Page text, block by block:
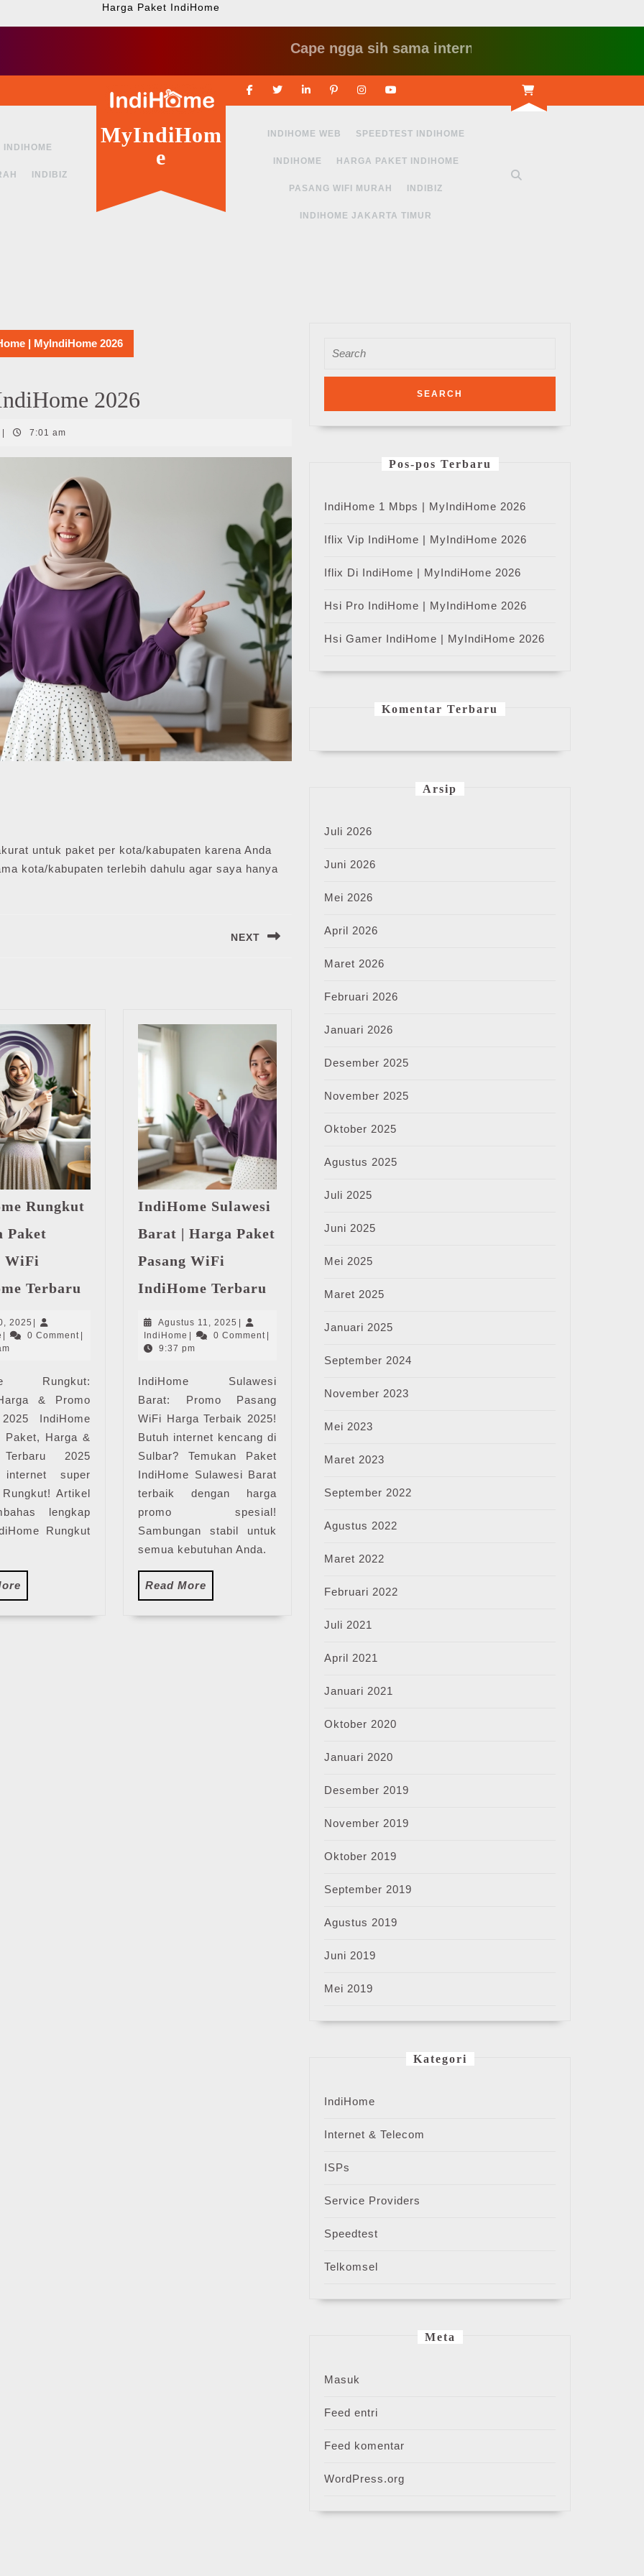
Harga Paket IndiHome
Cape ngga sih sama internet yang lambat gitu gitu aja
FacebookTwitter LinkedinPinterestInstagram
INDIHOME
INDIBIZ
MyIndiHom
e
INDIHOME WEB SPEEDTEST INDIHOME
INDIHOME HARGA PAKET INDIHOME
PASANG WIFI MURAH INDIBIZ
INDIHOME JAKARTA TIMUR
| MyIndiHome 2026
2026
7:01 am
untuk paket per kota/kabupaten karena Anda
kota/kabupaten terlebih dahulu agar saya hanya
NEXT
Rungkut
Paket
WiFi
Terbaru
Rungkut
Harga
WiFi
IndiHome
Terbaru
2025 Juli
10,
|
IndiHome
| 0 Comment |
Rungkut:
& Promo
IndiHome
Paket, Harga &
2025
internet super
Artikel
lengkap
Rungkut
Read
More
IndiHome Sulawesi
Barat | Harga Paket
Pasang WiFi
IndiHome Terbaru
Sulawesi
|
Pasang
WiFi
IndiHome
Terbaru
Agustus 11, 2025 Agustus
11,
|
IndiHome IndiHome
| 0 Comment |
9:37 pm
IndiHome Sulawesi
Barat: Promo Pasang
WiFi Harga Terbaik 2025!
Butuh internet kencang di
Sulbar? Temukan Paket
IndiHome Sulawesi Barat
terbaik dengan harga
promo spesial!
Sambungan stabil untuk
semua kebutuhan Anda.
Read More
More
for:
Pos-pos Terbaru
IndiHome 1 Mbps | MyIndiHome 2026
Iflix Vip IndiHome | MyIndiHome 2026
Iflix Di IndiHome | MyIndiHome 2026
Hsi Pro IndiHome | MyIndiHome 2026
Hsi Gamer IndiHome | MyIndiHome 2026
Komentar Terbaru
Arsip
Juli 2026
Juni 2026
Mei 2026
April 2026
Maret 2026
Februari 2026
Januari 2026
Desember 2025
November 2025
Oktober 2025
Agustus 2025
Juli 2025
Juni 2025
Mei 2025
Maret 2025
Januari 2025
September 2024
November 2023
Mei 2023
Maret 2023
September 2022
Agustus 2022
Maret 2022
Februari 2022
Juli 2021
April 2021
Januari 2021
Oktober 2020
Januari 2020
Desember 2019
November 2019
Oktober 2019
September 2019
Agustus 2019
Juni 2019
Mei 2019
Kategori
IndiHome
Internet & Telecom
ISPs
Service Providers
Speedtest
Telkomsel
Meta
Masuk
Feed entri
Feed komentar
WordPress.org